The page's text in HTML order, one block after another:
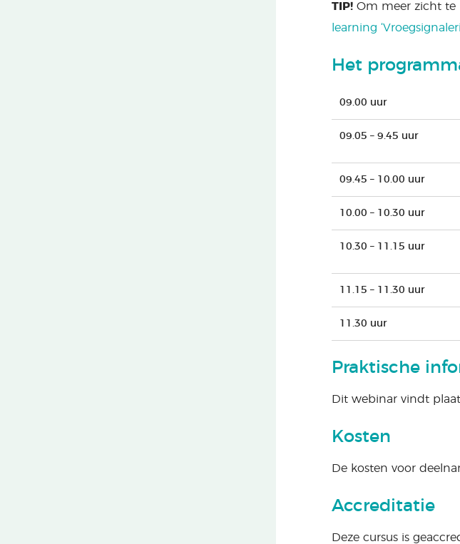
TIP! Om meer zicht te
learning
Het
09.00 uur
09.05 – 9.45 uur
09.45 – 10.00 uur
10.00 – 10.30 uur
10.30 – 11.15 uur
11.15 – 11.30 uur
11.30 uur
Praktische
Dit webinar vindt
Kosten
De kosten voor
Accreditatie
Deze cursus is